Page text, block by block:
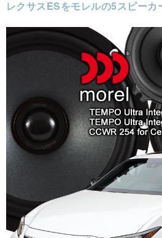
レクサスESをモレルの5スピー